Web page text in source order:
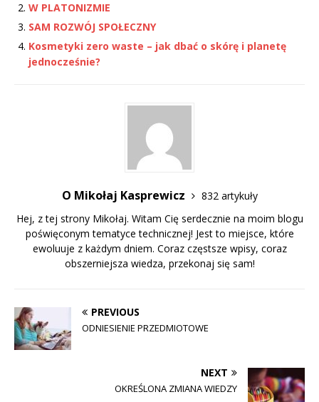
W PLATONIZMIE
SAM ROZWÓJ SPOŁECZNY
Kosmetyki zero waste – jak dbać o skórę i planetę
jednocześnie?
O Mikołaj Kasprewicz
832 artykuły
Hej, z tej strony Mikołaj. Witam Cię serdecznie na moim blogu
poświęconym tematyce technicznej! Jest to miejsce, które
ewoluuje z każdym dniem. Coraz częstsze wpisy, coraz
obszerniejsza wiedza, przekonaj się sam!
PREVIOUS
ODNIESIENIE PRZEDMIOTOWE
NEXT
OKREŚLONA ZMIANA WIEDZY